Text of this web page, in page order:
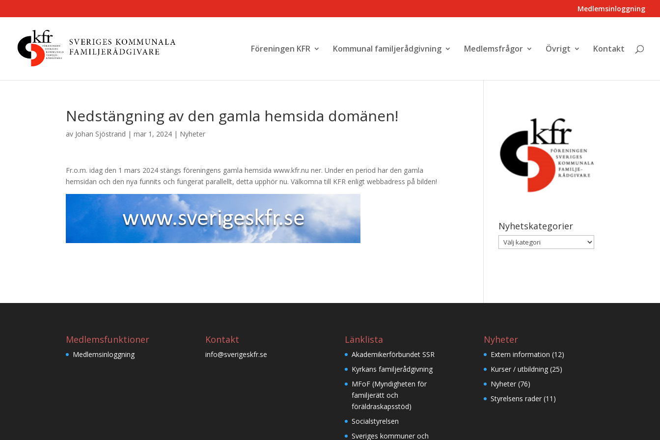
Medlemsinloggning
Föreningen KFR Kommunal familjerådgivning Medlemsfrågor Övrigt Kontakt
Nedstängning av den gamla hemsida domänen!
av Johan Sjöstrand |mar 1, 2024 | Nyheter
Fr.o.m. idag den 1 mars 2024 stängs föreningens gamla hemsida www.kfr.nu ner. Under en period har den gamla
hemsidan och den nya funnits och fungerat parallellt, detta upphör nu. Välkomna till KFR enligt webbadress på bilden!
Nyhetskategorier
Nyhetskategorier
Medlemsfunktioner
Medlemsinloggning
Kontakt
info@sverigeskfr.se
Länklista
Akademikerförbundet SSR
Kyrkans familjerådgivning
MFoF (Myndigheten för
familjerätt och
föräldraskapsstöd)
Socialstyrelsen
Sveriges kommuner och
Nyheter
Extern information (12)
Kurser / utbildning (25)
Nyheter (76)
Styrelsens rader (11)